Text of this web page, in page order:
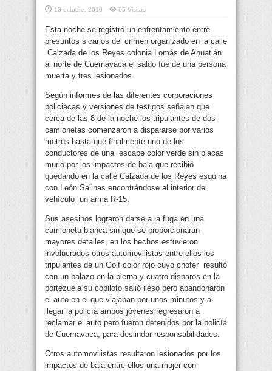
13 octubre, 2010 65 Visitas
Esta noche se registró un enfrentamiento entre
presuntos sicarios del crimen organizado en la calle
Calzada de los Reyes colonia Lomás de Ahuatlán
al norte de Cuernavaca el saldo fue de una persona
muerta y tres lesionados.
Según informes de las diferentes corporaciones
policiacas y versiones de testigos señalan que
cerca de las 8 de la noche los tripulantes de dos
camionetas comenzaron a dispararse por varios
metros hasta que finalmente uno de los
conductores de una escape color verde sin placas
murió por los impactos de bala que recibió
quedando en la calle Calzada de los Reyes esquina
con León Salinas encontrándose al interior del
vehículo un arma R-15.
Sus asesinos lograron darse a la fuga en una
camioneta blanca sin que se proporcionaran
mayores detalles, en los hechos estuvieron
involucrados otros automovilistas entre ellos los
tripulantes de un Golf color rojo cuyo chofer resultó
con un balazo en la pierna y cuatro disparos en la
portezuela su copiloto salió ileso pero abandonaron
el auto en el que viajaban por unos minutos y al
llegar la policía ambos jóvenes regresaron a
reclamar el auto pero fueron detenidos por la policía
de Cuernavaca, para deslindar responsabilidades.
Otros automovilistas resultaron lesionados por los
impactos de bala entre ellos una mujer con